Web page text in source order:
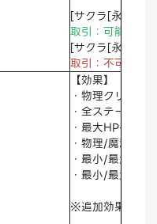
[サクラ[永久]分
取引：可能 破棄
[サクラ[永久]
取引：不可
【効果】
・物理クリティ
・全ステータス
・最大HP+1000
・物理/魔法最
・最小/最大攻
・最小/最大攻
※追加効果ラン